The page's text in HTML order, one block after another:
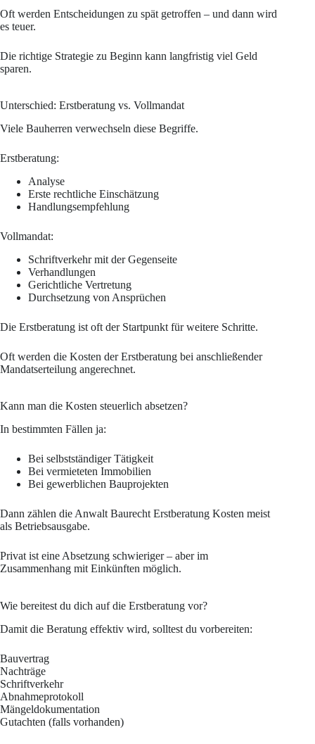
Oft werden Entscheidungen zu spät getroffen – und dann wird
es teuer.
Die richtige Strategie zu Beginn kann langfristig viel Geld
sparen.
Unterschied: Erstberatung vs. Vollmandat
Viele Bauherren verwechseln diese Begriffe.
Erstberatung:
Analyse
Erste rechtliche Einschätzung
Handlungsempfehlung
Vollmandat:
Schriftverkehr mit der Gegenseite
Verhandlungen
Gerichtliche Vertretung
Durchsetzung von Ansprüchen
Die Erstberatung ist oft der Startpunkt für weitere Schritte.
Oft werden die Kosten der Erstberatung bei anschließender
Mandatserteilung angerechnet.
Kann man die Kosten steuerlich absetzen?
In bestimmten Fällen ja:
Bei selbstständiger Tätigkeit
Bei vermieteten Immobilien
Bei gewerblichen Bauprojekten
Dann zählen die Anwalt Baurecht Erstberatung Kosten meist
als Betriebsausgabe.
Privat ist eine Absetzung schwieriger – aber im
Zusammenhang mit Einkünften möglich.
Wie bereitest du dich auf die Erstberatung vor?
Damit die Beratung effektiv wird, solltest du vorbereiten:
Bauvertrag
Nachträge
Schriftverkehr
Abnahmeprotokoll
Mängeldokumentation
Gutachten (falls vorhanden)